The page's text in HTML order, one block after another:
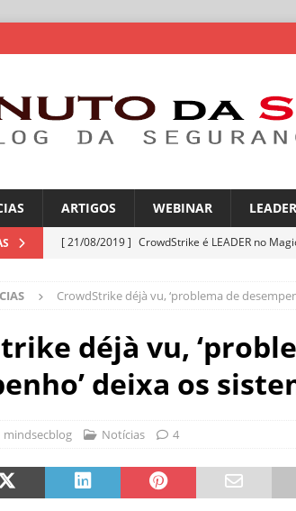
ARTIGOS WEBINAR
[ 21/08/2019 ] CrowdStrike é LEADER no
[ 06/08/2026 ] América Latina é a segunda
industriais
NOTÍCIAS
[ 06/08/2026 ]
IA amplia desafio de
NOTÍCIAS
[ 06/08/2026 ]
[ 06/08/2026 ]
Sem guardrails, a autonomia
CrowdStrike déjà vu, ‘problema de
déjà vu,
deixa os
mindsecblog Notícias 4